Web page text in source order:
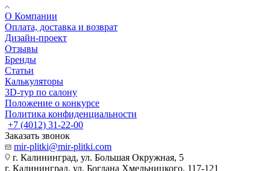
О Компании
Оплата, доставка и возврат
Дизайн-проект
Отзывы
Бренды
Статьи
Калькуляторы
3D-тур по салону
Положение о конкурсе
Политика конфиденциальности
+7 (4012) 31-22-00
Заказать звонок
mir-plitki@mir-plitki.com
г. Калининград, ул. Большая Окружная, 5
г. Калининград, ул. Богдана Хмельницкого, 117-121